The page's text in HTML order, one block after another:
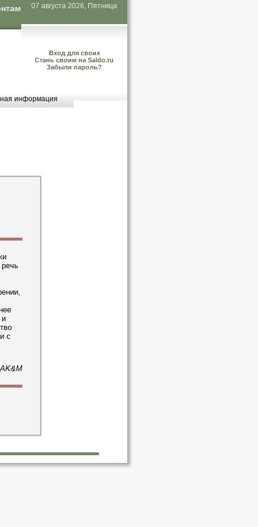
07 августа 2026, Пятница
Вход для своих
Стань своим на Saldo.ru
Забыли пароль?
информация
и
с
AK&M